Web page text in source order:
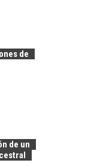
de
de un